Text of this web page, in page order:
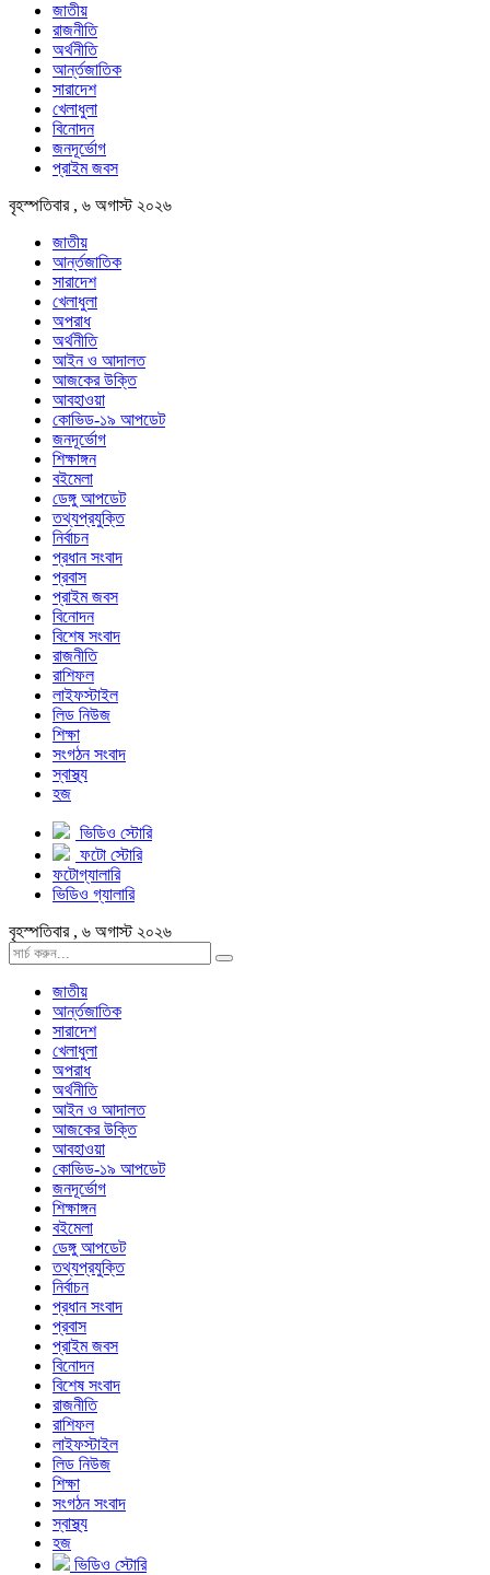
জাতীয়
রাজনীতি
অর্থনীতি
আর্ন্তজাতিক
সারাদেশ
খেলাধুলা
বিনোদন
জনদূর্ভোগ
প্রাইম জবস
বৃহস্পতিবার , ৬ অগাস্ট ২০২৬
জাতীয়
আর্ন্তজাতিক
সারাদেশ
খেলাধুলা
অপরাধ
অর্থনীতি
আইন ও আদালত
আজকের উক্তি
আবহাওয়া
কোভিড-১৯ আপডেট
জনদূর্ভোগ
শিক্ষাঙ্গন
বইমেলা
ডেঙ্গু আপডেট
তথ্যপ্রযুক্তি
নির্বাচন
প্রধান সংবাদ
প্রবাস
প্রাইম জবস
বিনোদন
বিশেষ সংবাদ
রাজনীতি
রাশিফল
লাইফস্টাইল
লিড নিউজ
শিক্ষা
সংগঠন সংবাদ
স্বাস্থ্য
হজ
ভিডিও স্টোরি
ফটো স্টোরি
ফটোগ্যালারি
ভিডিও গ্যালারি
বৃহস্পতিবার , ৬ অগাস্ট ২০২৬
জাতীয়
আর্ন্তজাতিক
সারাদেশ
খেলাধুলা
অপরাধ
অর্থনীতি
আইন ও আদালত
আজকের উক্তি
আবহাওয়া
কোভিড-১৯ আপডেট
জনদূর্ভোগ
শিক্ষাঙ্গন
বইমেলা
ডেঙ্গু আপডেট
তথ্যপ্রযুক্তি
নির্বাচন
প্রধান সংবাদ
প্রবাস
প্রাইম জবস
বিনোদন
বিশেষ সংবাদ
রাজনীতি
রাশিফল
লাইফস্টাইল
লিড নিউজ
শিক্ষা
সংগঠন সংবাদ
স্বাস্থ্য
হজ
ভিডিও স্টোরি